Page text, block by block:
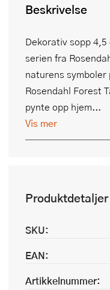
Beskrivelse
Dekorativ sopp
serien fra
naturens
Rosendahl Forest
pynte opp hjem...
Vis mer
Produktdetaljer
SKU:
EAN:
Artikkelnummer: